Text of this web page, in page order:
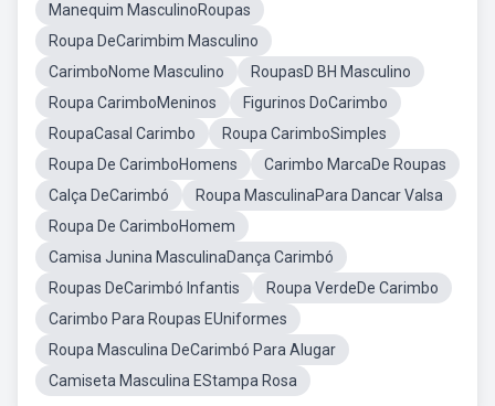
Manequim MasculinoRoupas
Roupa DeCarimbim Masculino
CarimboNome Masculino
RoupasD BH Masculino
Roupa CarimboMeninos
Figurinos DoCarimbo
RoupaCasal Carimbo
Roupa CarimboSimples
Roupa De CarimboHomens
Carimbo MarcaDe Roupas
Calça DeCarimbó
Roupa MasculinaPara Dancar Valsa
Roupa De CarimboHomem
Camisa Junina MasculinaDança Carimbó
Roupas DeCarimbó Infantis
Roupa VerdeDe Carimbo
Carimbo Para Roupas EUniformes
Roupa Masculina DeCarimbó Para Alugar
Camiseta Masculina EStampa Rosa